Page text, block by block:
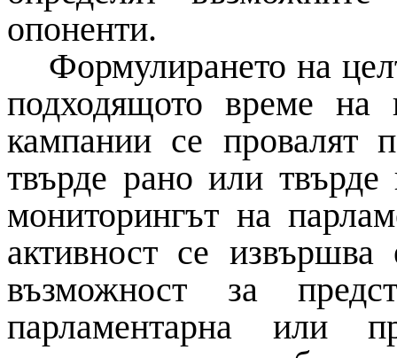
опоненти.
Формулирането на
подходящото време на
кампании се провалят
твърде рано или твърде
мониторингът на
активност се извършва
възможност за
парламентарна или